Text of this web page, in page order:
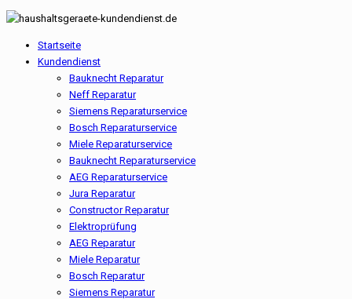
Startseite
Kundendienst
Bauknecht Reparatur
Neff Reparatur
Siemens Reparaturservice
Bosch Reparaturservice
Miele Reparaturservice
Bauknecht Reparaturservice
AEG Reparaturservice
Jura Reparatur
Constructor Reparatur
Elektroprüfung
AEG Reparatur
Miele Reparatur
Bosch Reparatur
Siemens Reparatur